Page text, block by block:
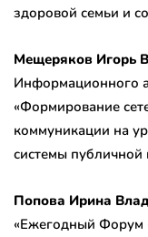
здоровой семьи и
Мещеряков Игорь
Информационного
«Формирование
коммуникации на
системы публичной
Попова Ирина
«Ежегодный Форум